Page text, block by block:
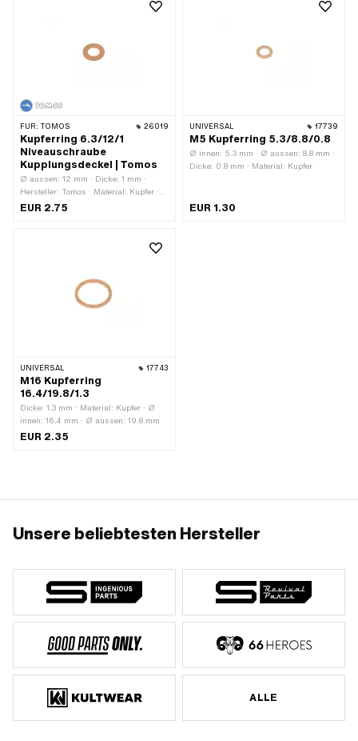
FÜR: TOMOS 26019
Kupferring 6.3/12/1
Niveauschraube
Kupplungsdeckel | Tomos
Ø aussen: 12 mm · Dicke: 1 mm ·
Hersteller: Tomos · Material: Kupfer ·
Ø innen: 6.3 mm · Tomos OEM-Nr.:
EUR 2.75
UNIVERSAL 17739
M5 Kupferring 5.3/8.8/0.8
Ø innen: 5.3 mm · Ø aussen: 8.8 mm ·
Dicke: 0.8 mm · Material: Kupfer
EUR 1.30
UNIVERSAL 17743
M16 Kupferring
16.4/19.8/1.3
Dicke: 1.3 mm · Material: Kupfer · Ø
innen: 16.4 mm · Ø aussen: 19.8 mm
EUR 2.35
Unsere beliebtesten Hersteller
ALLE